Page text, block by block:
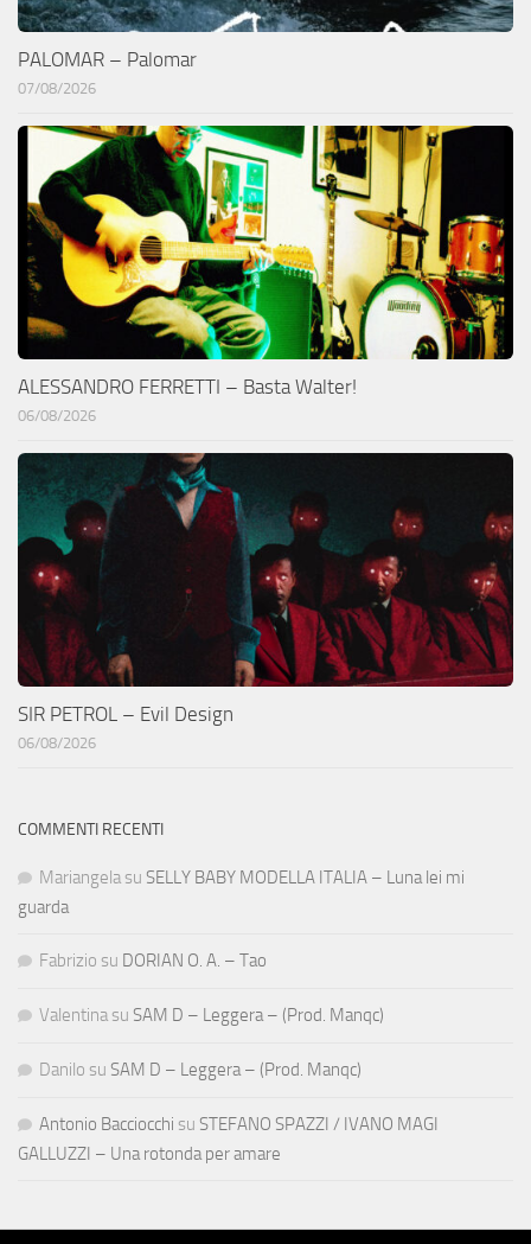
PALOMAR – Palomar
07/08/2026
ALESSANDRO FERRETTI – Basta Walter!
06/08/2026
SIR PETROL – Evil Design
06/08/2026
COMMENTI RECENTI
Mariangela su SELLY BABY MODELLA ITALIA – Luna lei mi
guarda
Fabrizio su DORIAN O. A. – Tao
Valentina su SAM D – Leggera – (Prod. Manqc)
Danilo su SAM D – Leggera – (Prod. Manqc)
Antonio Bacciocchi su STEFANO SPAZZI / IVANO MAGI
GALLUZZI – Una rotonda per amare